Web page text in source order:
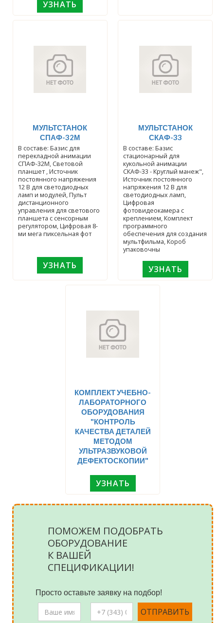
УЗНАТЬ
МУЛЬТСТАНОК
СПАФ-32М
В составе: Базис для
перекладной анимации
СПАФ-32М, Световой
планшет , Источник
постоянного напряжения
12 В для светодиодных
ламп и модулей, Пульт
дистанционного
управления для светового
планшета с сенсорным
регулятором, Цифровая 8-
ми мега пиксельная фот
УЗНАТЬ
МУЛЬТСТАНОК
СКАФ-33
В составе: Базис
стационарный для
кукольной анимации
СКАФ-33 - Круглый манеж",
Источник постоянного
напряжения 12 В для
светодиодных ламп,
Цифровая
фотовидеокамера с
креплением, Комплект
программного
обеспечения для создания
мультфильма, Короб
упаковочны
УЗНАТЬ
КОМПЛЕКТ УЧЕБНО-
ЛАБОРАТОРНОГО
ОБОРУДОВАНИЯ
"КОНТРОЛЬ
КАЧЕСТВА ДЕТАЛЕЙ
МЕТОДОМ
УЛЬТРАЗВУКОВОЙ
ДЕФЕКТОСКОПИИ"
УЗНАТЬ
ПОМОЖЕМ ПОДОБРАТЬ
ОБОРУДОВАНИЕ
К ВАШЕЙ
СПЕЦИФИКАЦИИ!
Просто оставьте заявку на подбор!